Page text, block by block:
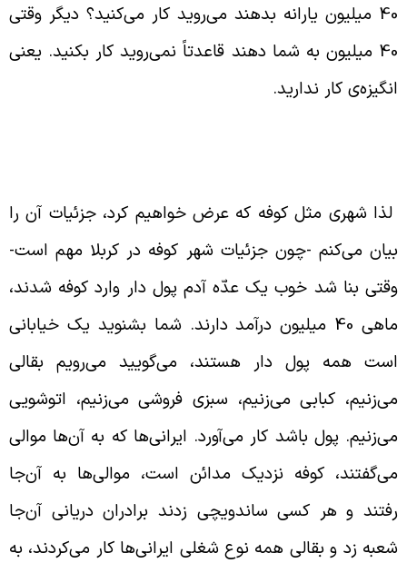
40 میلیون یارانه بدهند می‌روید کار می‌کنید؟ دیگر وقتی
40 میلیون به شما دهند قاعدتاً نمی‌روید کار بکنید. یعنی
کار ندارید.
شهری مثل کوفه که عرض خواهیم کرد، جزئیات آن را
می‌کنم -چون جزئیات شهر کوفه در کربلا مهم است-
بنا شد خوب یک عدّه آدم پول دار وارد کوفه شدند،
ماهی 40 میلیون درآمد دارند. شما بشنوید یک خیابانی
همه پول دار هستند، می‌گویید می‌رویم بقالی
کبابی می‌زنیم، سبزی فروشی می‌زنیم، اتوشویی
پول باشد کار می‌آورد. ایرانی‌ها که به آن‌ها موالی
کوفه نزدیک مدائن است، موالی‌ها به آن‌جا
و هر کسی ساندویچی زدند برادران دریانی آن‌جا
زد و بقالی همه نوع شغلی ایرانی‌ها کار می‌کردند، به